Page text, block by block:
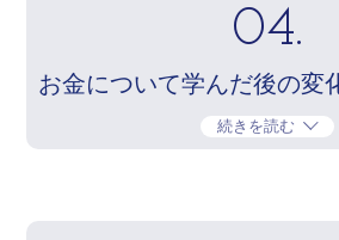
04.
お金について学んだ後の変
続きを読む